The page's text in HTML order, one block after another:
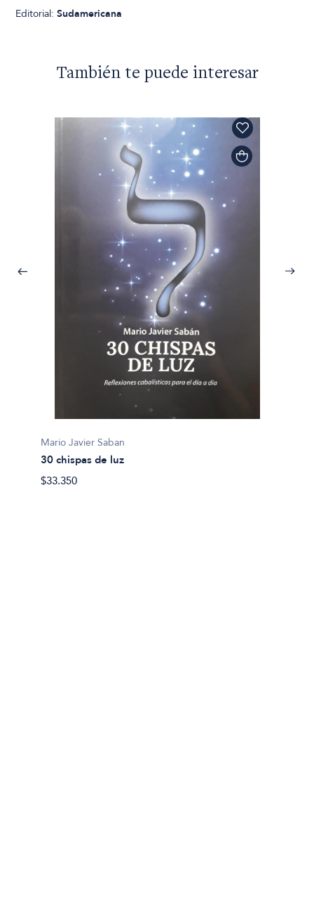
Editorial:Sudamericana
También te puede interesar
Mario Javier Saban
30 chispas de luz
$33.350